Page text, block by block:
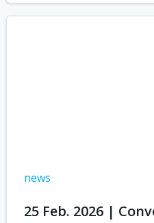
news
25 Feb. 2026 |